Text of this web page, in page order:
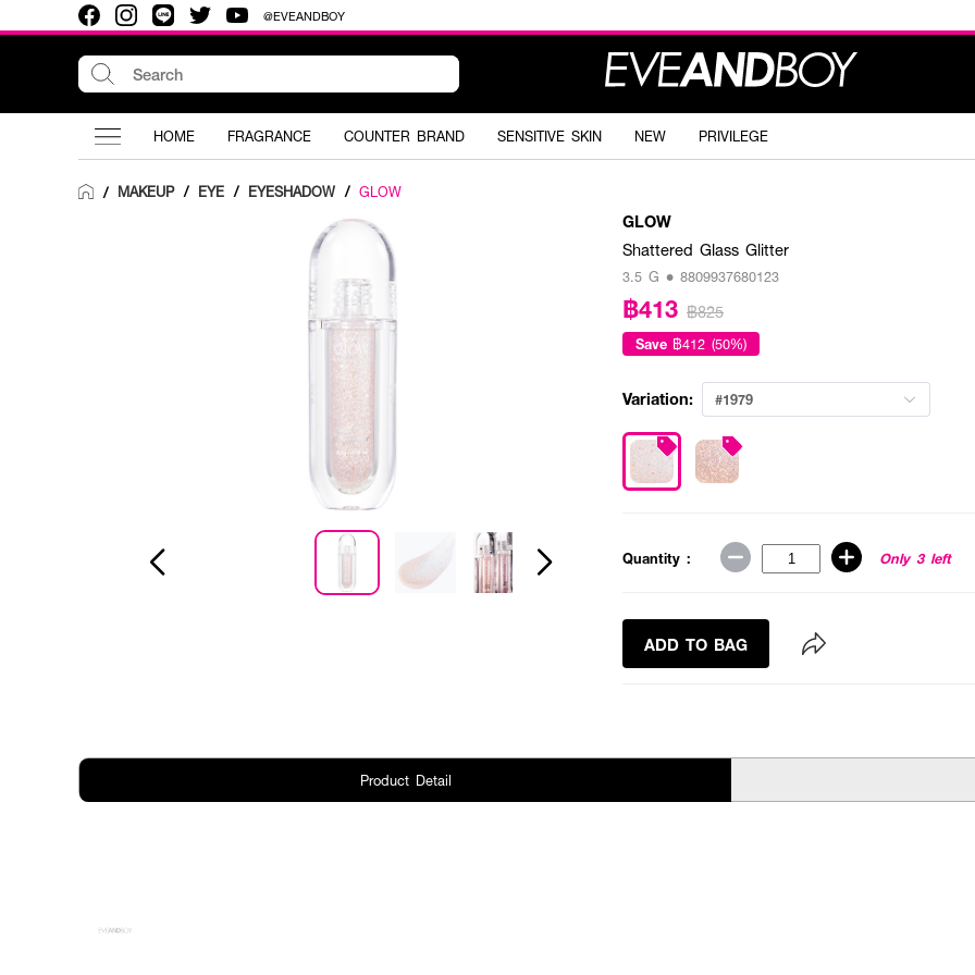
@EVEANDBOY
HOME FRAGRANCE COUNTER BRAND SENSITIVE SKIN NEW PRIVILEGE
/ MAKEUP / EYE / EYESHADOW / GLOW
GLOW
Shattered Glass Glitter
3.5 G • 8809937680123
฿413 ฿825
Save ฿412 (50%)
Variation: #1979
Quantity : Only 3 left
ADD TO BAG
Product Detail